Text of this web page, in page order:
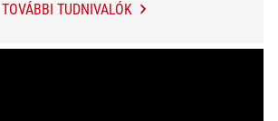
TOVÁBBI TUDNIVALÓK
ROG